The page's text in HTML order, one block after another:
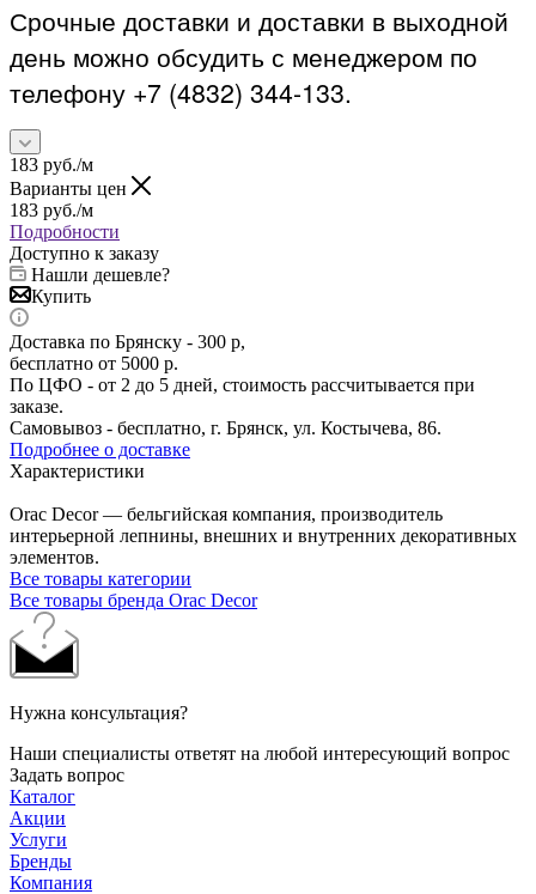
Срочные доставки и доставки в выходной
день можно обсудить с менеджером по
телефону +7 (4832) 344-133.
183 руб./м
Варианты цен
183 руб./м
Подробности
Доступно к заказу
Нашли дешевле?
Купить
Доставка по Брянску - 300 р,
бесплатно от 5000 р.
По ЦФО - от 2 до 5 дней, стоимость рассчитывается при
заказе.
Самовывоз - бесплатно, г. Брянск, ул. Костычева, 86.
Подробнее о доставке
Характеристики
Orac Decor — бельгийская компания, производитель
интерьерной лепнины, внешних и внутренних декоративных
элементов.
Все товары категории
Все товары бренда Orac Decor
Нужна консультация?
Наши специалисты ответят на любой интересующий вопрос
Задать вопрос
Каталог
Акции
Услуги
Бренды
Компания